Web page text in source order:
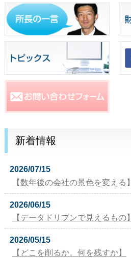
新着情報
2026/07/15
【数年後の会社の景色を変える】
2026/06/15
【データドリブンで見えるもの】
2026/05/15
【どこを削るか。何を残すか】